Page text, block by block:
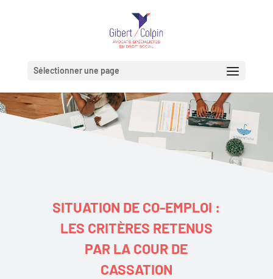
Sélectionner une page
SITUATION DE CO-EMPLOI :
LES CRITÈRES RETENUS
PAR LA COUR DE
CASSATION